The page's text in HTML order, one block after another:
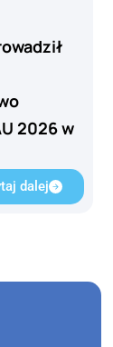
2026 w
dalej